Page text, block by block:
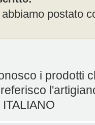
postato
i prodotti